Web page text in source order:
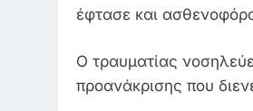
έφτασε και
Ο τραυματίας
προανάκρισης που